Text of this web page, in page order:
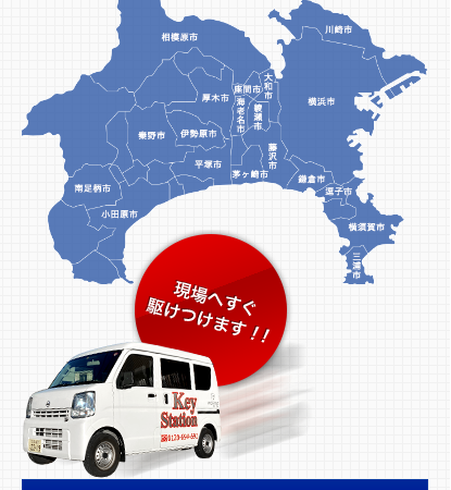
2026.01.10
新年のご挨拶 ＆ 【座間市】カードキー不具合に
よる玄関解錠・鍵交換事例